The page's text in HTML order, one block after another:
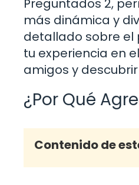
Preguntados 2,
más dinámica y
detallado sobre el
tu experiencia en
amigos y
¿Por Qué
Contenido de